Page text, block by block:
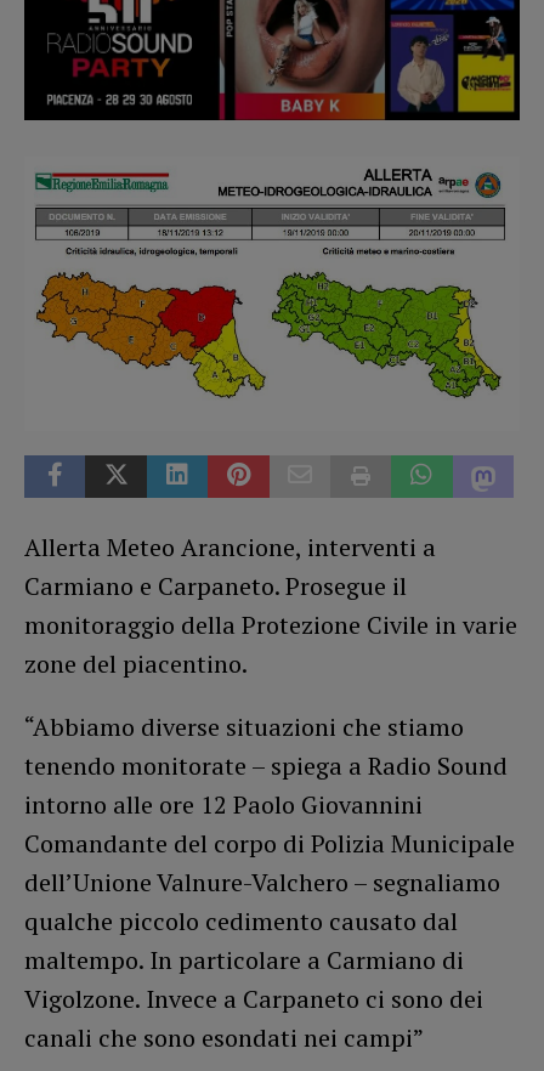
Allerta Meteo Arancione, interventi a
Carmiano e Carpaneto. Prosegue il
monitoraggio della Protezione Civile in varie
zone del piacentino.
“Abbiamo diverse situazioni che stiamo
tenendo monitorate – spiega a Radio Sound
intorno alle ore 12 Paolo Giovannini
Comandante del corpo di Polizia Municipale
dell’Unione Valnure-Valchero – segnaliamo
qualche piccolo cedimento causato dal
maltempo. In particolare a Carmiano di
Vigolzone. Invece a Carpaneto ci sono dei
canali che sono esondati nei campi”